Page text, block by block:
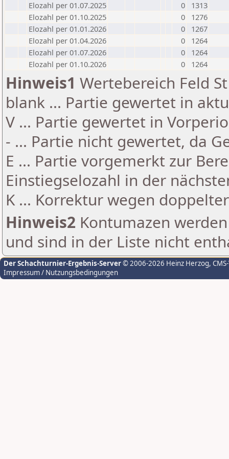
Elozahl per 01.07.2025 0
1313
Elozahl per 01.10.2025
0
1276
Elozahl per 01.01.2026
0
1267
Elozahl per 01.04.2026
0
1264
Elozahl per 01.07.2026
0
1264
Elozahl per 01.10.2026
0 1264
Hinweis1 Wertebereich Feld
blank ... Partie gewertet in
V ... Partie gewertet in
- ... Partie nicht gewertet, da
E ... Partie vorgemerkt zur
Einstiegselozahl in der
K ... Korrektur wegen
Hinweis2 Kontumazen
und sind in der Liste nicht
Der Schachturnier-Ergebnis-Server© 2006-2026 Heinz Herzog,
Impressum / Nutzungsbedingungen